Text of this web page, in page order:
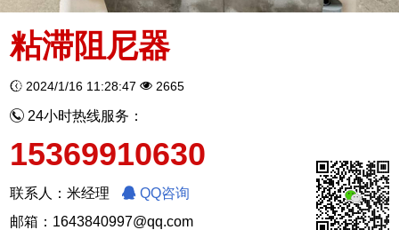
粘滞阻尼器
2024/1/16 11:28:47 2665
24小时热线服务：
15369910630
联系人：米经理
QQ咨询
邮箱：1643840997@qq.com